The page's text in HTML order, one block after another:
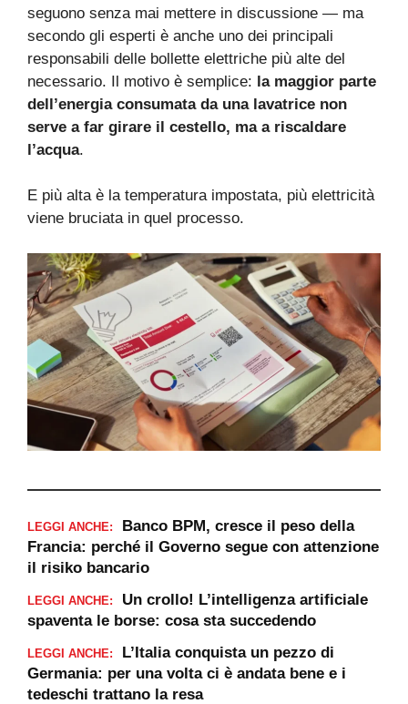
seguono senza mai mettere in discussione — ma
secondo gli esperti è anche uno dei principali
responsabili delle bollette elettriche più alte del
necessario. Il motivo è semplice: la maggior parte
dell’energia consumata da una lavatrice non
serve a far girare il cestello, ma a riscaldare
l’acqua.
E più alta è la temperatura impostata, più elettricità
viene bruciata in quel processo.
LEGGI ANCHE:
Banco BPM, cresce il peso della
Francia: perché il Governo segue con attenzione
il risiko bancario
LEGGI ANCHE:
Un crollo! L’intelligenza artificiale
spaventa le borse: cosa sta succedendo
LEGGI ANCHE:
L’Italia conquista un pezzo di
Germania: per una volta ci è andata bene e i
tedeschi trattano la resa